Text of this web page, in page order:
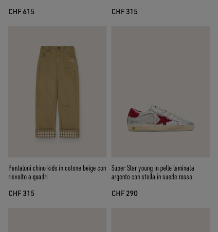
CHF 615 CHF 315
Pantaloni chino kids in cotone beige con
risvolto a quadri
CHF 315
Super-Star young in pelle laminata
argento con stella in suede rosso
CHF 290